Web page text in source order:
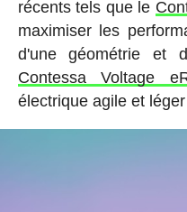
récents tels que le
maximiser les
d'une géométrie et
Contessa Voltage
électrique agile et